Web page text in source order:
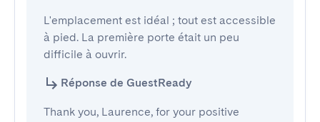
L'emplacement est idéal ; tout est accessible
à pied. La première porte était un peu
difficile à ouvrir.
Réponse de GuestReady
Thank you, Laurence, for your positive